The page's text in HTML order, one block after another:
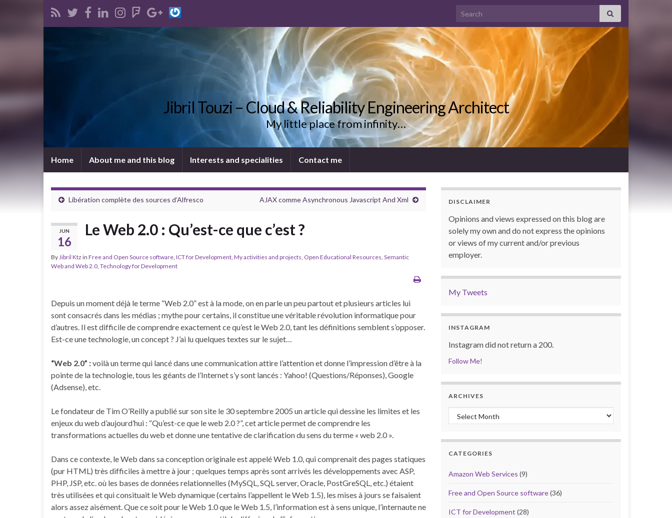
Search for:
Jibril Touzi – Cloud & Reliability Engineering Architect
My little place from infinity…
Home About me and this blog Interests and specialities Contact me
Libération complète des sources d’Alfresco AJAX comme Asynchronous Javascript And Xml
JUN
16
Le Web 2.0 : Qu’est-ce que c’est ?
ByJibril Ktz in Free and Open Source software, ICT for Development, My activities and projects, Open Educational Resources, Semantic
Web and Web 2.0, Technology for Development
Depuis un moment déjà le terme “Web 2.0” est à la mode, on en parle un peu partout et plusieurs articles lui
sont consacrés dans les médias ; mythe pour certains, il constitue une véritable révolution informatique pour
d’autres. Il est difficile de comprendre exactement ce qu’est le Web 2.0, tant les définitions semblent s’opposer.
Est-ce une technologie, un concept ? J’ai lu quelques textes sur le sujet…
“Web 2.0” :voilà un terme qui lancé dans une communication attire l’attention et donne l’impression d’être à la
pointe de la technologie, tous les géants de l’Internet s’y sont lancés : Yahoo! (Questions/Réponses), Google
(Adsense), etc.
Le fondateur de Tim O’Reilly a publié sur son site le 30 septembre 2005 un article qui dessine les limites et les
enjeux du web d’aujourd’hui : “Qu’est-ce que le web 2.0 ?”, cet article permet de comprendre les
transformations actuelles du web et donne une tentative de clarification du sens du terme « web 2.0 ».
Dans ce contexte, le Web dans sa conception originale est appelé Web 1.0, qui comprenait des pages statiques
(pur HTML) très difficiles à mettre à jour ; quelques temps après sont arrivés les développements avec ASP,
PHP, JSP, etc. où les bases de données relationnelles (MySQL, SQL server, Oracle, PostGreSQL, etc.) étaient
très utilisées et qui consituait le Web dynamique (certains l’appellent le Web 1.5), les mises à jours se faisaient
alors assez aisément. Que ce soit pour le Web 1.0 que le Web 1.5, l’information est à sens unique, l’internaute ne
DISCLAIMER
Opinions and views expressed on this blog are
solely my own and do not express the opinions
or views of my current and/or previous
employer.
My Tweets
INSTAGRAM
Instagram did not return a 200.
Follow Me!
ARCHIVES
Archives
CATEGORIES
Amazon Web Services (9)
Free and Open Source software(36)
ICT for Development (28)